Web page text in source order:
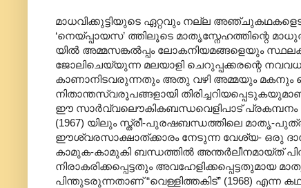
മാധവിക്കുട്ടിയുടെ ഏറ്റവും നല്ല
‘നെയ്പ്പായസ’ ത്തിലൂടെ മാതൃസ്നേഹത്തിന്റെ
യിൽ അമ്മസങ്കൽ‌പ്പം ലോകനിയമങ്ങളെയും
ജോലിചെയ്യുന്ന മലയാളി ചെറുപ്പക്കരന്റെ
കാണാനിടവരുന്നതും അതു വഴി അമ്മയും മകനും
നിതാന്തസ്വരൂപങ്ങളായി
ഈ സാർവ്വലൌകികബന്ധവെളിപാട് പ്രകമ്പനം
(1967) യിലും സ്ത്രീ-പുരഷബന്ധത്തിലെ മാതൃ-
ഈശ്വരസാക്ഷാത്ക്കാരം നേടുന്ന വേശ്യ- ഒരു
കാമുക-കാമുകി ബന്ധത്തിൽ അന്തർലീനമായ്ത്
നിരാകരിക്കപ്പെട്ടതും അവഹേളിക്കപ്പെട്ടതുമായ
പിന്തുടരുന്നതാണ് “വെള്ളിത്തകിട്” (1968)